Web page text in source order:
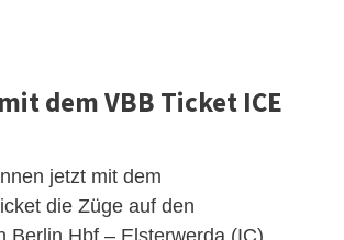
dem VBB Ticket ICE
jetzt mit dem
die Züge auf den
Berlin Hbf – Elsterwerda (IC),